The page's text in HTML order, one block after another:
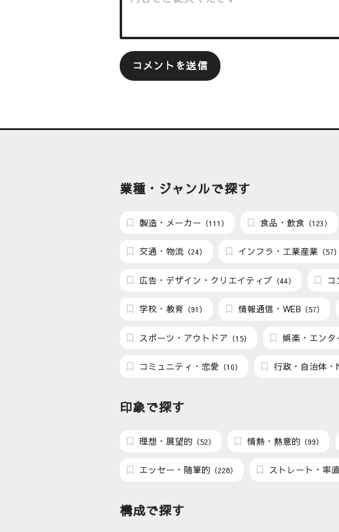
業種・ジャンルで探す
製造・メーカー （111） 食品・飲食 （123）
交通・物流 （24） インフラ・工業産業 （57）
広告・デザイン・クリエイティブ （44）
学校・教育 （91） 情報通信・WEB （57）
スポーツ・アウトドア （15） 娯楽・エンタ
コミュニティ・恋愛 （10） 行政・自治体・
印象で探す
理想・展望的 （52） 情熱・熱意的 （99）
エッセー・随筆的 （228） ストレート・率
構成で探す